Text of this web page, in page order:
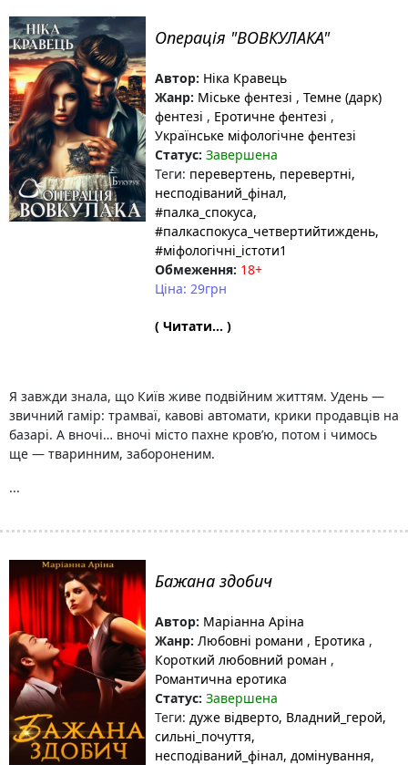
Операція "ВОВКУЛАКА"
Автор: Ніка Кравець
Жанр: Міське фентезі , Темне (дарк)
фентезі , Еротичне фентезі ,
Українське міфологічне фентезі
Статус: Завершена
Теги: перевертень, перевертні,
несподіваний_фінал,
#палка_спокуса,
#палкаспокуса_четвертийтиждень,
#міфологічні_істоти1
Обмеження: 18+
Ціна: 29грн
( Читати... )
Я завжди знала, що Київ живе подвійним життям. Удень —
звичний гамір: трамваї, кавові автомати, крики продавців на
базарі. А вночі… вночі місто пахне кров’ю, потом і чимось
ще — тваринним, забороненим.
...
Бажана здобич
Автор: Маріанна Аріна
Жанр: Любовні романи , Еротика ,
Короткий любовний роман ,
Романтична еротика
Статус: Завершена
Теги: дуже відверто, Владний_герой,
сильні_почуття,
несподіваний_фінал, домінування,